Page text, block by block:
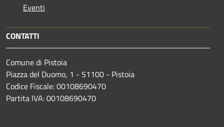
Eventi
CONTATTI
Comune di Pistoia
Piazza del Duomo, 1 - 51100 - Pistoia
Codice Fiscale: 00108690470
Partita IVA: 00108690470